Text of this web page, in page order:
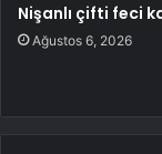
Nişanlı çifti feci
Ağustos 6, 2026